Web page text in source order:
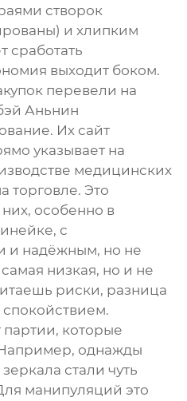
створок
и хлипким
сработать
выходит боком.
перевели на
Аньнин
. Их сайт
указывает на
медицинских
торговле. Это
них, особенно в
с
и надёжным, но не
низкая, но и не
риски, разница
спокойствием.
которые
однажды
стали чуть
манипуляций это